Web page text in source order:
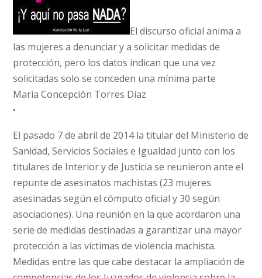
El discurso oficial anima a
las mujeres a denunciar y a solicitar medidas de
protección, pero los datos indican que una vez
solicitadas solo se conceden una mínima parte
María Concepción Torres Díaz
•
El pasado 7 de abril de 2014 la titular del Ministerio de
Sanidad, Servicios Sociales e Igualdad junto con los
titulares de Interior y de Justicia se reunieron ante el
repunte de asesinatos machistas (23 mujeres
asesinadas según el cómputo oficial y 30 según
asociaciones). Una reunión en la que acordaron una
serie de medidas destinadas a garantizar una mayor
protección a las víctimas de violencia machista.
Medidas entre las que cabe destacar la ampliación de